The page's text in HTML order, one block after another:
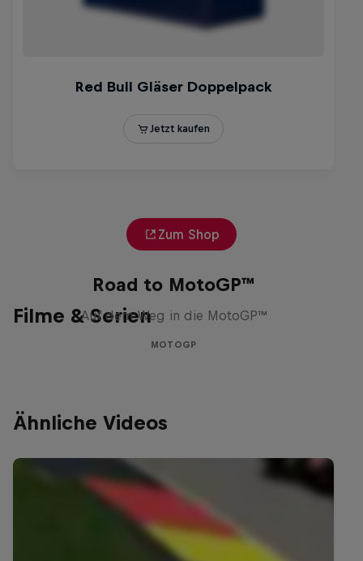
Zum Shop
Filme & Serien
Road to MotoGP™
Auf dem Weg in die MotoGP™
MOTOGP
Ähnliche Videos